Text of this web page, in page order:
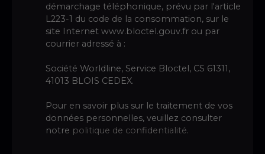
démarchage téléphonique, prévu par l'article
L223-1 du code de la consommation, sur le
site Internet www.bloctel.gouv.fr ou par
courrier adressé à :
Société Worldline, Service Bloctel, CS 61311,
41013 BLOIS CEDEX.
Pour en savoir plus sur le traitement de vos
données personnelles, veuillez consulter
notre politique de confidentialité.